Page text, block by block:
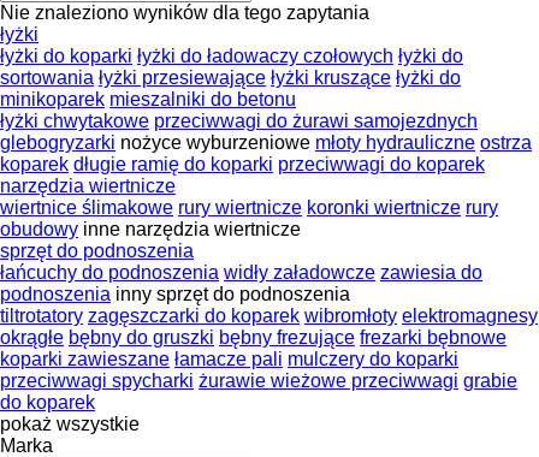
Nie znaleziono wyników dla tego zapytania
łyżki
łyżki do koparki łyżki do ładowaczy czołowych łyżki do
sortowania łyżki przesiewające łyżki kruszące łyżki do
minikoparek mieszalniki do betonu
łyżki chwytakowe przeciwwagi do żurawi samojezdnych
glebogryzarki nożyce wyburzeniowe młoty hydrauliczne ostrza
koparek długie ramię do koparki przeciwwagi do koparek
narzędzia wiertnicze
wiertnice ślimakowe rury wiertnicze koronki wiertnicze rury
obudowy inne narzędzia wiertnicze
sprzęt do podnoszenia
łańcuchy do podnoszenia widły załadowcze zawiesia do
podnoszenia inny sprzęt do podnoszenia
tiltrotatory zagęszczarki do koparek wibromłoty elektromagnesy
okrągłe bębny do gruszki bębny frezujące frezarki bębnowe
koparki zawieszane łamacze pali mulczery do koparki
przeciwwagi spycharki żurawie wieżowe przeciwwagi grabie
do koparek
pokaż wszystkie
Marka